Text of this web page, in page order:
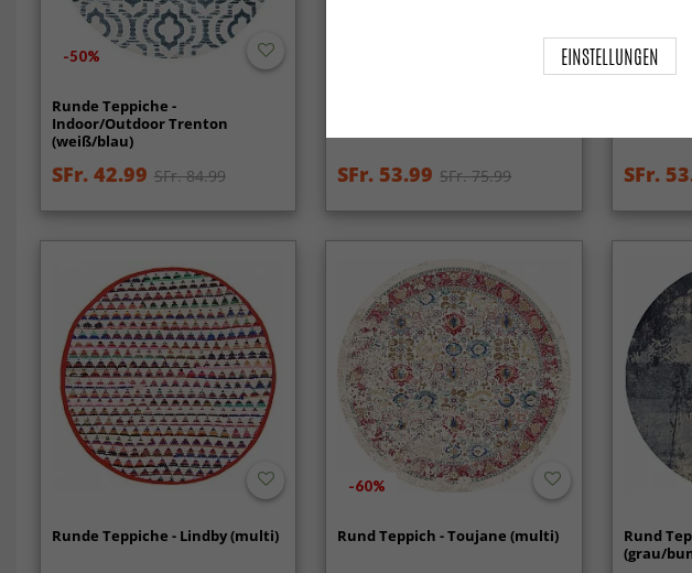
-50%
Runde Teppiche -
Indoor/Outdoor Trenton
(weiß/blau)
SFr. 42.99 SFr. 84.99 SFr. 53.99 SFr. 75.99 SFr.
Runde Teppiche - Lindby (multi)
-60%
Rund Teppich - Toujane (multi)
Rund
(grau/
EINSTELLUNGEN